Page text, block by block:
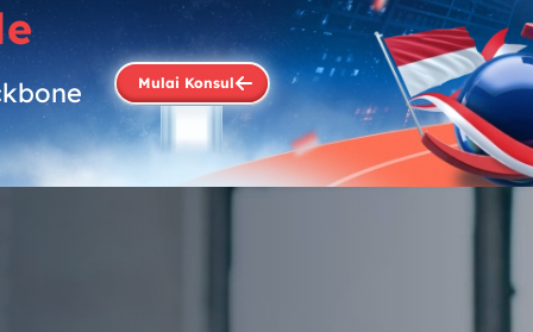
Mulai Konsul